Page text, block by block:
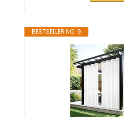
BESTSELLER NO. 9